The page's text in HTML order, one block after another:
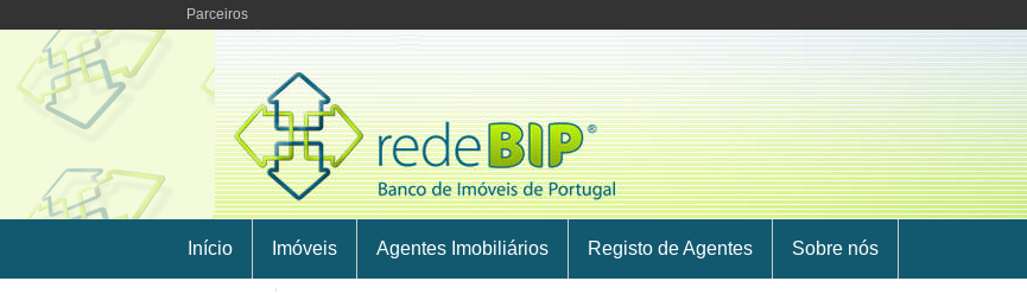
Parceiros
Início Imóveis Agentes Imobiliários Registo de Agentes Sobre nós